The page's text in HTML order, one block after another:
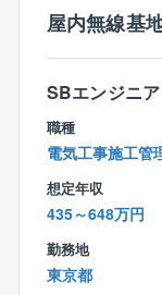
たります。
情報ネットワ
えます。皆さん
供できるNW
【同社の特徴/魅
ソフトバンク
した同社。
ステムの構築や
ネットワークビ
北海道エリア内
設備、躯体)の
ます。
各ジャンルのエ
情報ネットワー
えます。
皆さんで礎を担
ましょう。
・通信キャリ
フラの施工、
・ビルや工場
・1級／2級施
土木、建設機械
・第3種電気主
・電気通信主任
屋内無線基
SBエンジニ
職種
電気工事施工管
想定年収
435～648万円
勤務地
東京都